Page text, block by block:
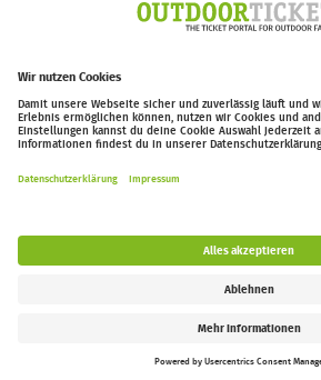
Mail-
outdoor-ticket.net– Ein Projekt von
Follow us: